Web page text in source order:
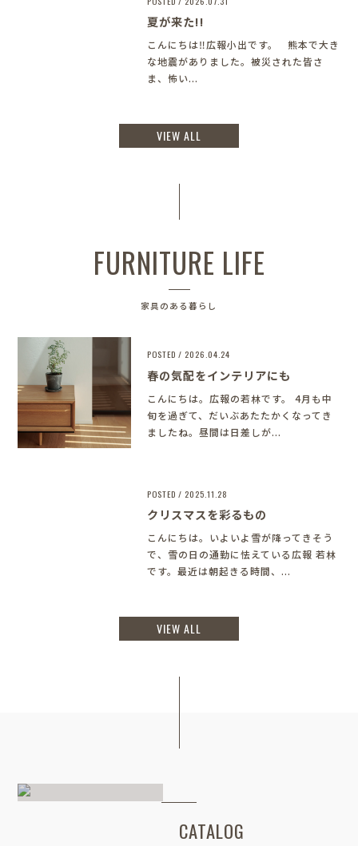
夏が来た!!
こんにちは‼︎広報小出です。 熊本で大き
な地震がありました。被災された皆さ
ま、怖い...
VIEW ALL
FURNITURE LIFE
家具のある暮らし
POSTED / 2026.04.24
春の気配をインテリアにも
こんにちは。広報の若林です。 4月も中
旬を過ぎて、だいぶあたたかくなってき
ましたね。昼間は日差しが...
POSTED / 2025.11.28
クリスマスを彩るもの
こんにちは。いよいよ雪が降ってきそう
で、雪の日の通勤に怯えている広報 若林
です。最近は朝起きる時間、...
VIEW ALL
CATALOG